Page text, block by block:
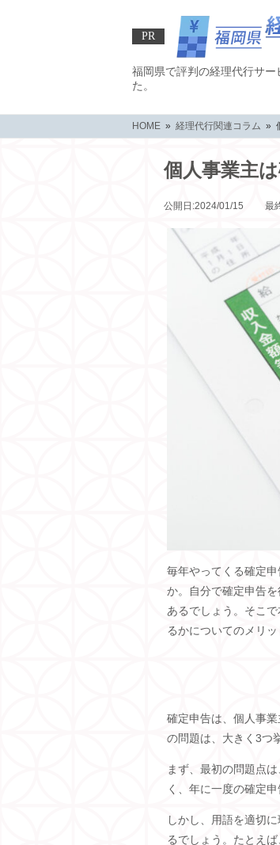
PR
福岡県で評判の経理代行サ
た。
HOME » 経理代行関連コラム »
個人事業主
公開日:2024/01/15 最終
毎年やってくる確定
か。自分で確定申告
あるでしょう。そこ
るかについてのメリ
確定申告は、個人事
の問題は、大きく3つ
まず、最初の問題点
く、年に一度の確定
しかし、用語を適切
るでしょう。たとえ